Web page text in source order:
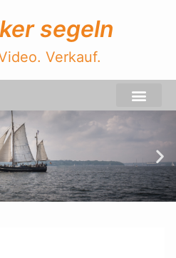
segeln
Verkauf.